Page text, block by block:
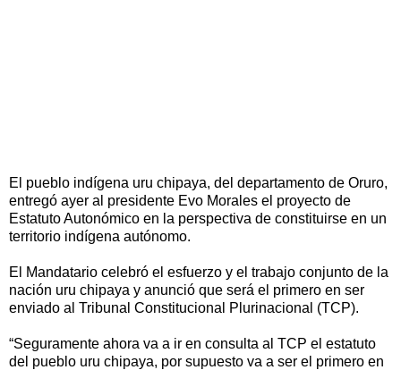
El pueblo indígena uru chipaya, del departamento de Oruro,
entregó ayer al presidente Evo Morales el proyecto de
Estatuto Autonómico en la perspectiva de constituirse en un
territorio indígena autónomo.
El Mandatario celebró el esfuerzo y el trabajo conjunto de la
nación uru chipaya y anunció que será el primero en ser
enviado al Tribunal Constitucional Plurinacional (TCP).
“Seguramente ahora va a ir en consulta al TCP el estatuto
del pueblo uru chipaya, por supuesto va a ser el primero en